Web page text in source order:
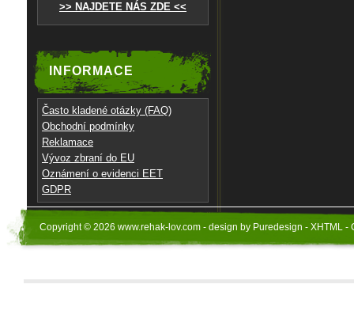
>> NAJDETE NÁS ZDE <<
INFORMACE
Často kladené otázky (FAQ)
Obchodní podmínky
Reklamace
Vývoz zbraní do EU
Oznámení o evidenci EET
GDPR
Copyright © 2026 www.rehak-lov.com - design by Puredesign - XHTML -